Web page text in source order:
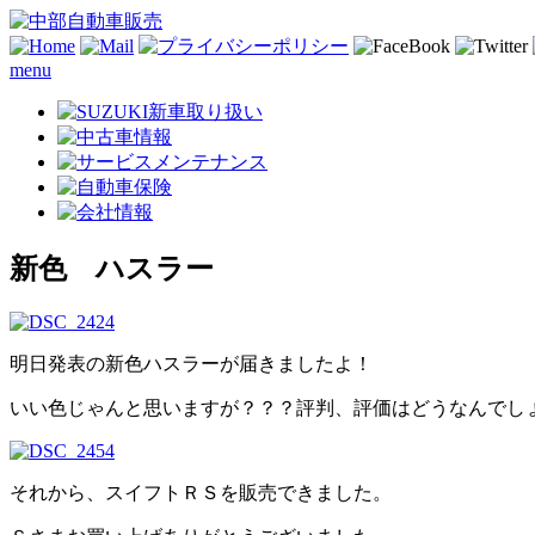
menu
新色 ハスラー
明日発表の新色ハスラーが届きましたよ！
いい色じゃんと思いますが？？？評判、評価はどうなんでし
それから、スイフトＲＳを販売できました。